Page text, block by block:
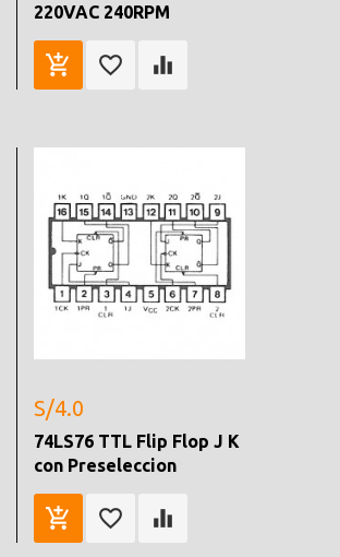
220VAC 240RPM
S/4.0
74LS76 TTL Flip Flop J K
con Preseleccion